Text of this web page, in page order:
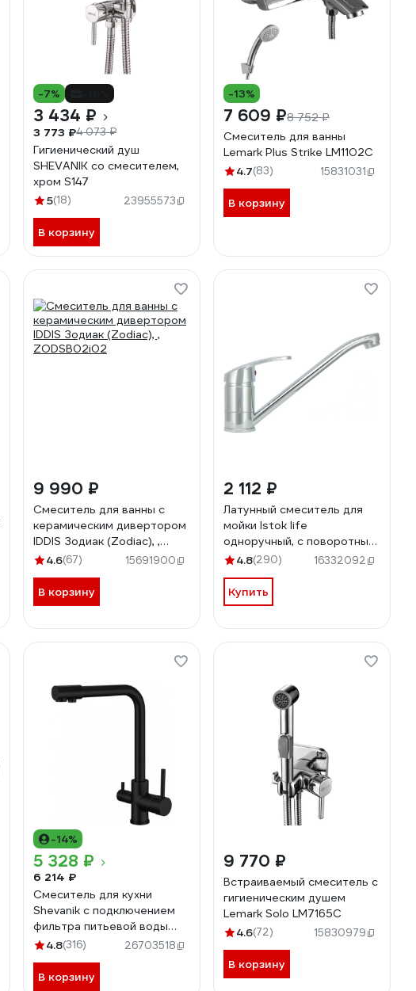
-7%
3 434 ₽
3 773 ₽4 073 ₽
Гигиенический душ
SHEVANIK со смесителем,
хром S147
5(18) 23955573
В корзину
-13%
7 609 ₽8 752 ₽
Смеситель для ванны
Lemark Plus Strike LM1102C
4.7(83) 15831031
В корзину
9 990 ₽
Смеситель для ванны с
керамическим дивертором
IDDIS Зодиак (Zodiac), ,
ZODSB02i02
4.6(67) 15691900
В корзину
2 112 ₽
Латунный смеситель для
мойки Istok life
одноручный, с поворотным
изливом 25 см, картридж
4.8(290) 16332092
Купить
-14%
5 328 ₽
6 214 ₽
Смеситель для кухни
Shevanik с подключением
фильтра питьевой воды
S328H
4.8(316) 26703518
В корзину
9 770 ₽
Встраиваемый смеситель с
гигиеническим душем
Lemark Solo LM7165C
4.6(72) 15830979
В корзину